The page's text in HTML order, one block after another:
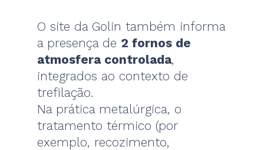
O site da Golin também informa
a presença de 2 fornos de
atmosfera controlada,
integrados ao contexto de
trefilação.
Na prática metalúrgica, o
tratamento térmico (por
exemplo, recozimento,